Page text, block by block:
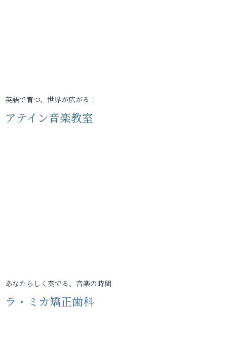
英語で育つ、世界が広がる！
アテイン音楽教室
あなたらしく奏でる、音楽の時間
ラ・ミカ矯正歯科